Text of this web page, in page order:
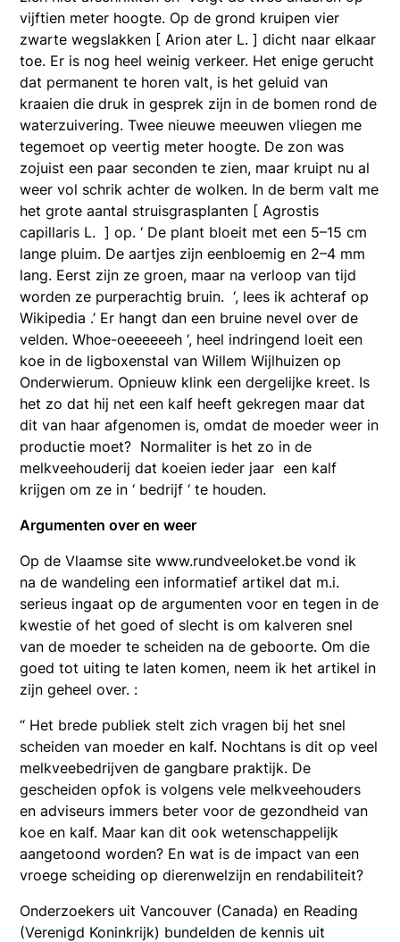
vijftien meter hoogte. Op de grond kruipen vier
zwarte wegslakken [ Arion ater L. ] dicht naar elkaar
toe. Er is nog heel weinig verkeer. Het enige gerucht
dat permanent te horen valt, is het geluid van
kraaien die druk in gesprek zijn in de bomen rond de
waterzuivering. Twee nieuwe meeuwen vliegen me
tegemoet op veertig meter hoogte. De zon was
zojuist een paar seconden te zien, maar kruipt nu al
weer vol schrik achter de wolken. In de berm valt me
het grote aantal struisgrasplanten [ Agrostis
capillaris L. ] op. ‘ De plant bloeit met een 5–15 cm
lange pluim. De aartjes zijn eenbloemig en 2–4 mm
lang. Eerst zijn ze groen, maar na verloop van tijd
worden ze purperachtig bruin. ‘, lees ik achteraf op
Wikipedia .’ Er hangt dan een bruine nevel over de
velden. Whoe-oeeeeeeh ‘, heel indringend loeit een
koe in de ligboxenstal van Willem Wijlhuizen op
Onderwierum. Opnieuw klink een dergelijke kreet. Is
het zo dat hij net een kalf heeft gekregen maar dat
dit van haar afgenomen is, omdat de moeder weer in
productie moet? Normaliter is het zo in de
melkveehouderij dat koeien ieder jaar een kalf
krijgen om ze in ‘ bedrijf ‘ te houden.
Argumenten over en weer
Op de Vlaamse site www.rundveeloket.be vond ik
na de wandeling een informatief artikel dat m.i.
serieus ingaat op de argumenten voor en tegen in de
kwestie of het goed of slecht is om kalveren snel
van de moeder te scheiden na de geboorte. Om die
goed tot uiting te laten komen, neem ik het artikel in
zijn geheel over. :
“ Het brede publiek stelt zich vragen bij het snel
scheiden van moeder en kalf. Nochtans is dit op veel
melkveebedrijven de gangbare praktijk. De
gescheiden opfok is volgens vele melkveehouders
en adviseurs immers beter voor de gezondheid van
koe en kalf. Maar kan dit ook wetenschappelijk
aangetoond worden? En wat is de impact van een
vroege scheiding op dierenwelzijn en rendabiliteit?
Onderzoekers uit Vancouver (Canada) en Reading
(Verenigd Koninkrijk) bundelden de kennis uit